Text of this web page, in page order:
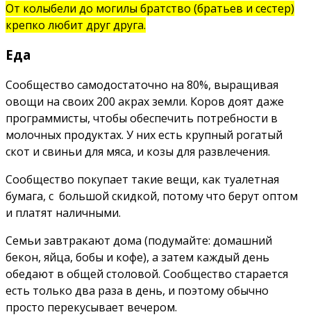
От колыбели до могилы братство (братьев и сестер)
крепко любит друг друга.
Еда
Сообщество самодостаточно на 80%, выращивая
овощи на своих 200 акрах земли. Коров доят даже
программисты, чтобы обеспечить потребности в
молочных продуктах. У них есть крупный рогатый
скот и свиньи для мяса, и козы для развлечения.
Сообщество покупает такие вещи, как туалетная
бумага, с большой скидкой, потому что берут оптом
и платят наличными.
Семьи завтракают дома (подумайте: домашний
бекон, яйца, бобы и кофе), а затем каждый день
обедают в общей столовой. Сообщество старается
есть только два раза в день, и поэтому обычно
просто перекусывает вечером.